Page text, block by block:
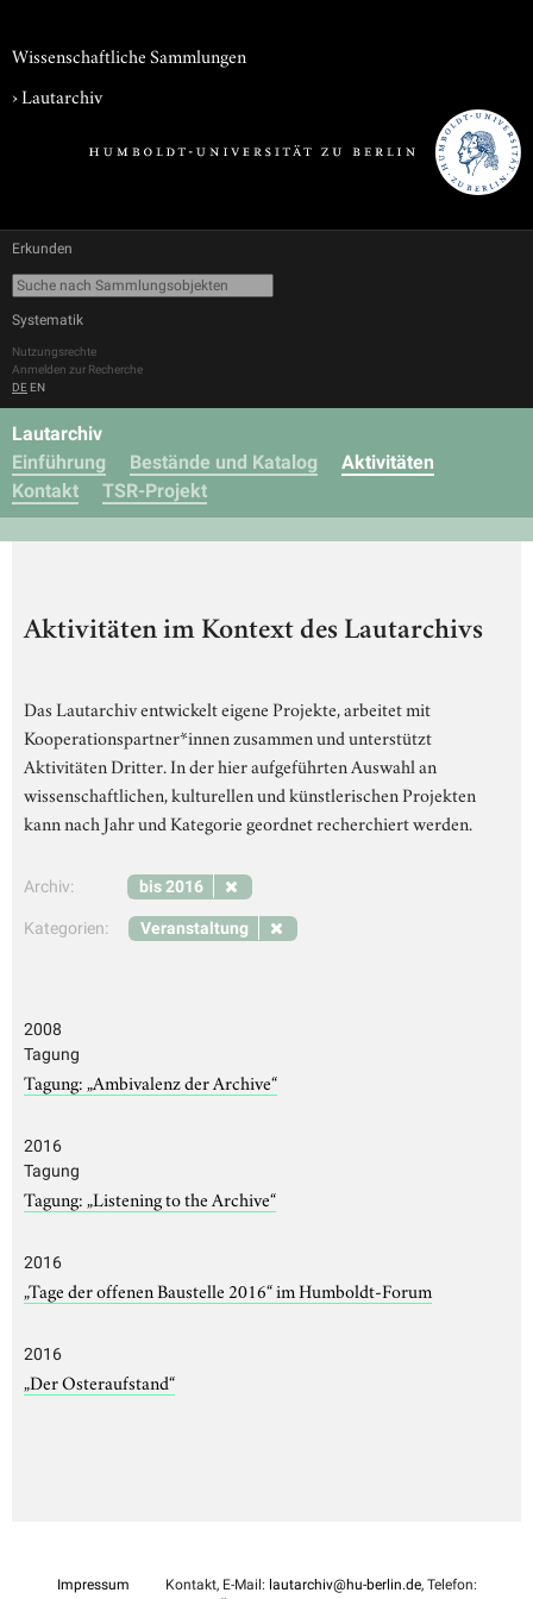
Wissenschaftliche Sammlungen
›Lautarchiv
Erkunden
Systematik
Nutzungsrechte
Anmelden zur Recherche
DE EN
Lautarchiv
Einführung
Bestände und Katalog
Aktivitäten
Kontakt
TSR-Projekt
Aktivitäten im Kontext des Lautarchivs
Das Lautarchiv entwickelt eigene Projekte, arbeitet mit
Kooperationspartner*innen zusammen und unterstützt
Aktivitäten Dritter. In der hier aufgeführten Auswahl an
wissenschaftlichen, kulturellen und künstlerischen Projekten
kann nach Jahr und Kategorie geordnet recherchiert werden.
Archiv: bis 2016
Kategorien: Veranstaltung
2008
Tagung
Tagung: „Ambivalenz der Archive“
2016
Tagung
Tagung: „Listening to the Archive“
2016
„Tage der offenen Baustelle 2016“ im Humboldt-Forum
2016
„Der Osteraufstand“
Impressum Kontakt, E-Mail: lautarchiv@hu-berlin.de, Telefon: